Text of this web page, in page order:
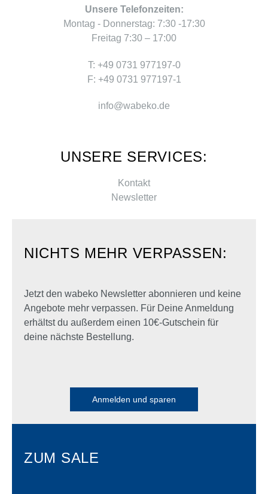
Unsere Telefonzeiten:
Montag - Donnerstag: 7:30 -17:30
Freitag 7:30 – 17:00
T: +49 0731 977197-0
F: +49 0731 977197-1
info@wabeko.de
UNSERE SERVICES:
Kontakt
Newsletter
NICHTS MEHR VERPASSEN:
Jetzt den wabeko Newsletter abonnieren und keine
Angebote mehr verpassen. Für Deine Anmeldung
erhältst du außerdem einen 10€-Gutschein für
deine nächste Bestellung.
Anmelden und sparen
ZUM SALE